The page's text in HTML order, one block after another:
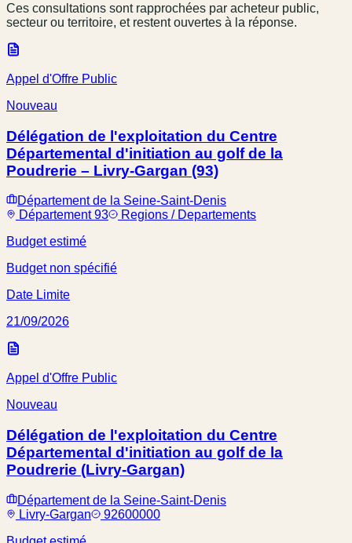
Ces consultations sont rapprochées par acheteur public,
secteur ou territoire, et restent ouvertes à la réponse.
Appel d'Offre Public
Nouveau
Délégation de l'exploitation du Centre
Départemental d'initiation au golf de la
Poudrerie – Livry-Gargan (93)
Département de la Seine-Saint-Denis
Département 93
Regions / Departements
Budget estimé
Budget non spécifié
Date Limite
21/09/2026
Appel d'Offre Public
Nouveau
Délégation de l'exploitation du Centre
Départemental d'initiation au golf de la
Poudrerie (Livry-Gargan)
Département de la Seine-Saint-Denis
Livry-Gargan
92600000